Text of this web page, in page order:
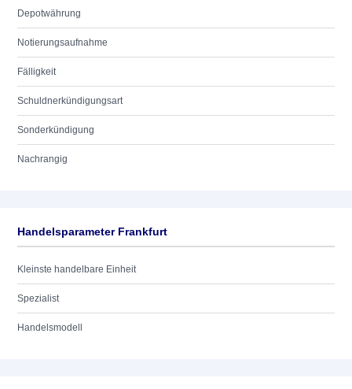
Depotwährung
Notierungsaufnahme
Fälligkeit
Schuldnerkündigungsart
Sonderkündigung
Nachrangig
Handelsparameter Frankfurt
Kleinste handelbare Einheit
Spezialist
Handelsmodell